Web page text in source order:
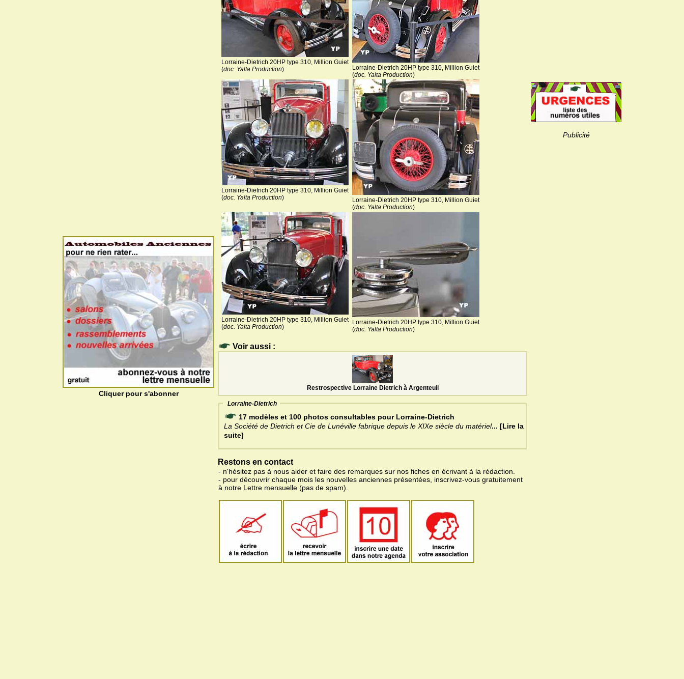
Cliquer pour s'abonner
Publicité
Lorraine-Dietrich 20HP type 310, Million Guiet
(doc. Yalta Production)
Lorraine-Dietrich 20HP type 310, Million Guiet
(doc. Yalta Production)
Lorraine-Dietrich 20HP type 310, Million Guiet
(doc. Yalta Production)
Lorraine-Dietrich 20HP type 310, Million Guiet
(doc. Yalta Production)
Lorraine-Dietrich 20HP type 310, Million Guiet
(doc. Yalta Production)
Lorraine-Dietrich 20HP type 310, Million Guiet
(doc. Yalta Production)
Voir aussi :
Restrospective Lorraine Dietrich à Argenteuil
Lorraine-Dietrich
17 modèles et 100 photos consultables pour Lorraine-Dietrich
La Société de Dietrich et Cie de Lunéville fabrique depuis le XIXe siècle du matériel... [Lire la
suite]
Restons en contact
- n'hésitez pas à nous aider et faire des remarques sur nos fiches en écrivant à la rédaction.
- pour découvrir chaque mois les nouvelles anciennes présentées, inscrivez-vous gratuitement
à notre Lettre mensuelle (pas de spam).